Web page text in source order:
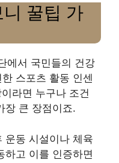
꿀팁 가
에서 국민들의 건강
스포츠 활동 인센
라면 누구나 조건
장 큰 장점이죠.
운동 시설이나 체육
하고 이를 인증하면